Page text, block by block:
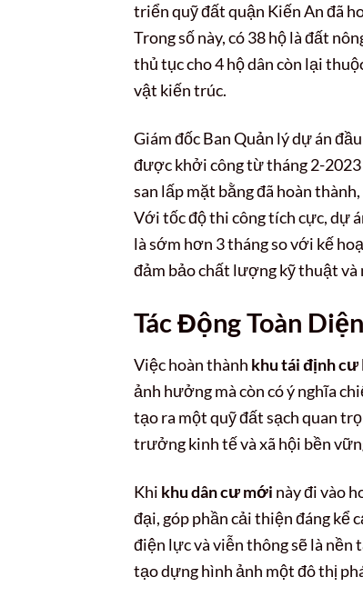
triển quỹ đất quận Kiến An đã
Trong số này, có 38 hộ là đất
thủ tục cho 4 hộ dân còn lại
vật kiến trúc.
Giám đốc Ban Quản lý dự án
được khởi công từ tháng 2-
san lấp mặt bằng đã hoàn
Với tốc độ thi công tích cực, dự
là sớm hơn 3 tháng so với kế
đảm bảo chất lượng kỹ thuật
Tác Động Toàn
Việc hoàn thành khu tái định
ảnh hưởng mà còn có ý nghĩa
tạo ra một quỹ đất sạch quan
trưởng kinh tế và xã hội bền
Khi khu dân cư mới này đi vào
đại, góp phần cải thiện đáng kể
điện lực và viễn thông sẽ là nền
tạo dựng hình ảnh một đô thị